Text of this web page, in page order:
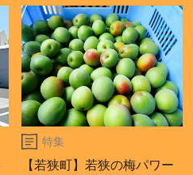
特集
【若狭町】若狭の梅パワー